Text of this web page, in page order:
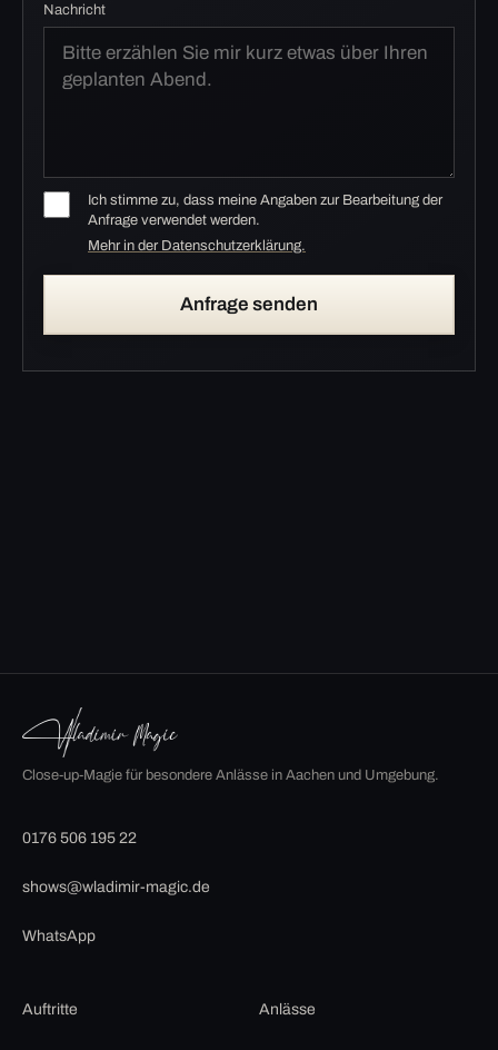
Nachricht
Ich stimme zu, dass meine Angaben zur Bearbeitung der
Anfrage verwendet werden.
Mehr in der Datenschutzerklärung.
Anfrage senden
Close-up-Magie für besondere Anlässe in Aachen und Umgebung.
0176 506 195 22
shows@wladimir-magic.de
WhatsApp
Auftritte Anlässe